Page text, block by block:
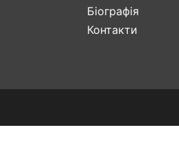
Біографія
Контакти